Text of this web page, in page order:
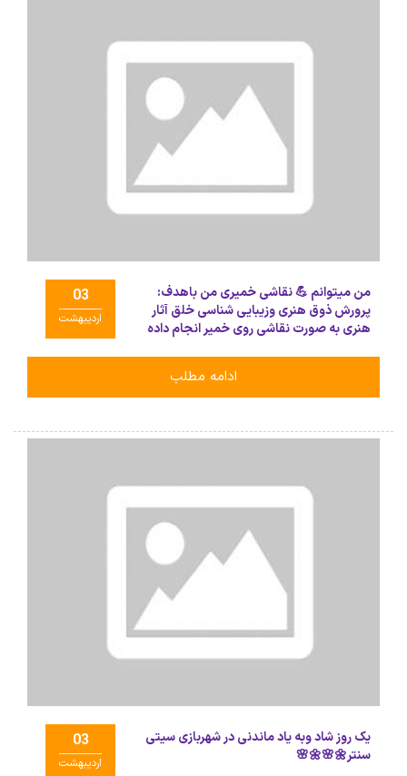
03
اردیبهشت
من میتوانم 💪 نقاشی خمیری من باهدف:
پرورش ذوق هنری وزیبایی شناسی خلق آثار
هنری به صورت نقاشی روی خمیر انجام داده
ادامه مطلب
03
اردیبهشت
یک روز شاد وبه یاد ماندنی در شهربازی سیتی
سنتر🌼🌸🌼🌸